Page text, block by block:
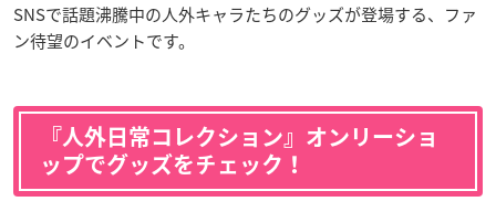
SNSで話題沸騰中の人外キャラたちのグッズが登場する、ファ
ン待望のイベントです。
『人外日常コレクション』オンリーショ
ップでグッズをチェック！